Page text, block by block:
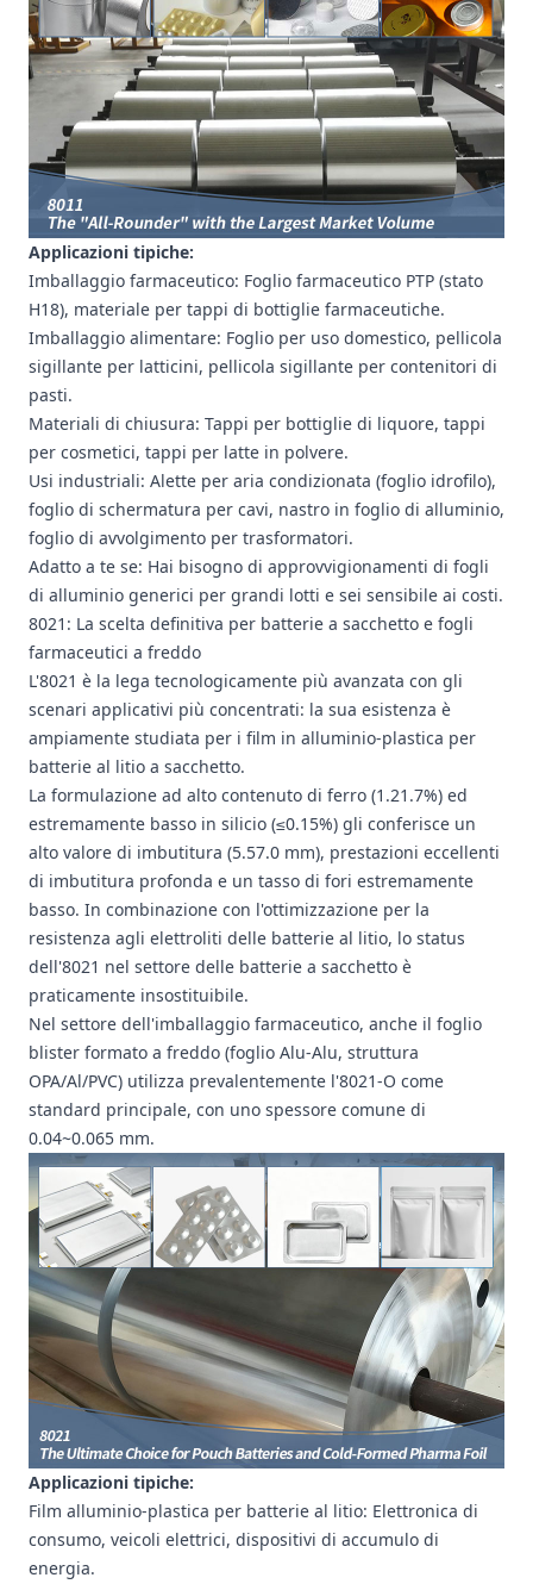
Applicazioni tipiche:
Imballaggio farmaceutico: Foglio farmaceutico PTP (stato
H18), materiale per tappi di bottiglie farmaceutiche.
Imballaggio alimentare: Foglio per uso domestico, pellicola
sigillante per latticini, pellicola sigillante per contenitori di
pasti.
Materiali di chiusura: Tappi per bottiglie di liquore, tappi
per cosmetici, tappi per latte in polvere.
Usi industriali: Alette per aria condizionata (foglio idrofilo),
foglio di schermatura per cavi, nastro in foglio di alluminio,
foglio di avvolgimento per trasformatori.
Adatto a te se: Hai bisogno di approvvigionamenti di fogli
di alluminio generici per grandi lotti e sei sensibile ai costi.
8021: La scelta definitiva per batterie a sacchetto e fogli
farmaceutici a freddo
L'8021 è la lega tecnologicamente più avanzata con gli
scenari applicativi più concentrati: la sua esistenza è
ampiamente studiata per i film in alluminio-plastica per
batterie al litio a sacchetto.
La formulazione ad alto contenuto di ferro (1.21.7%) ed
estremamente basso in silicio (≤0.15%) gli conferisce un
alto valore di imbutitura (5.57.0 mm), prestazioni eccellenti
di imbutitura profonda e un tasso di fori estremamente
basso. In combinazione con l'ottimizzazione per la
resistenza agli elettroliti delle batterie al litio, lo status
dell'8021 nel settore delle batterie a sacchetto è
praticamente insostituibile.
Nel settore dell'imballaggio farmaceutico, anche il foglio
blister formato a freddo (foglio Alu-Alu, struttura
OPA/Al/PVC) utilizza prevalentemente l'8021-O come
standard principale, con uno spessore comune di
0.04~0.065 mm.
Applicazioni tipiche:
Film alluminio-plastica per batterie al litio: Elettronica di
consumo, veicoli elettrici, dispositivi di accumulo di
energia.